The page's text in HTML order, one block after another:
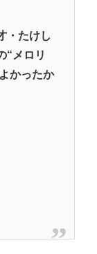
・たけし
“メロリ
かったか